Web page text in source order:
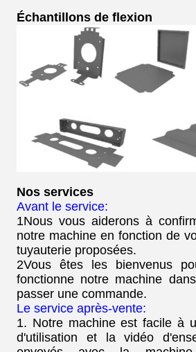
Échantillons de flexion
Nos services
Avant le service:
1Nous vous aiderons à
notre machine en fonction de
tuyauterie proposées.
2Vous êtes les bienvenus
fonctionne notre machine
passer une commande.
Le service après-vente:
1. Notre machine est facile à
d'utilisation et la vidéo